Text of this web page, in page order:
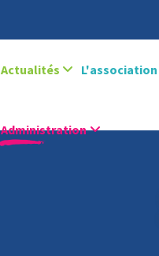
Actualités L'association
Administration